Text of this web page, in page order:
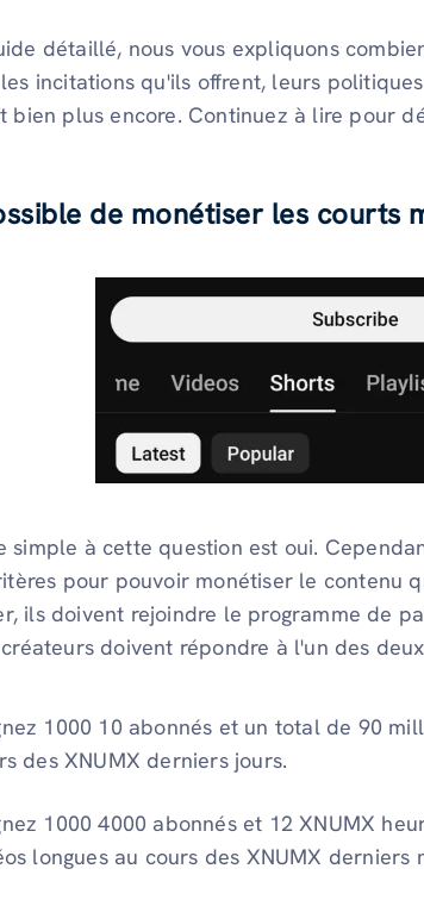
détaillé, nous vous expliquons
incitations qu'ils offrent, leurs
bien plus encore. Continuez à lire pour
de monétiser les courts
simple à cette question est oui.
pour pouvoir monétiser le contenu
ils doivent rejoindre le programme de
doivent répondre à l'un des
1000 10 abonnés et un total de 90
des XNUMX derniers jours.
1000 4000 abonnés et 12 XNUMX
longues au cours des XNUMX derniers